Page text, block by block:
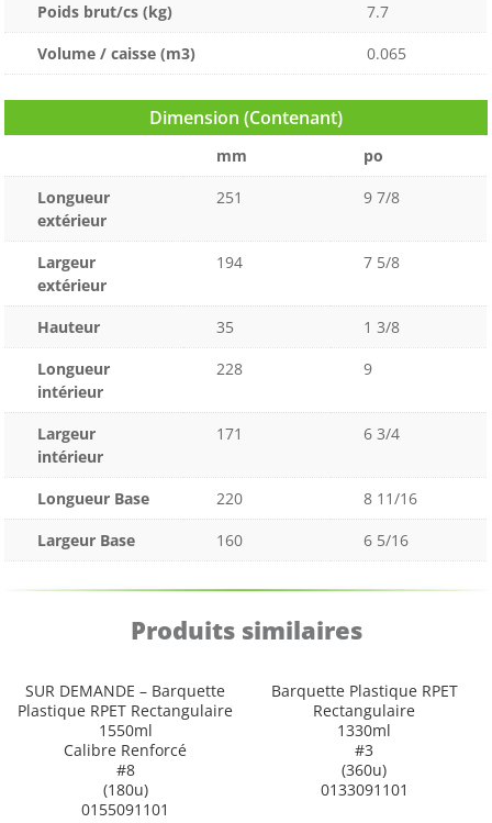
Poids brut/cs (kg)
7.7
Volume / caisse (m3)
0.065
Dimension (Contenant)
mm
po
Longueur
extérieur
251 9 7/8
Largeur
extérieur
194 7 5/8
Hauteur 35
1 3/8
Longueur
intérieur
228 9
Largeur
intérieur
171 6 3/4
Longueur Base 220
8 11/16
Largeur Base
160 6 5/16
Produits similaires
SUR DEMANDE – Barquette
Plastique RPET Rectangulaire
1550ml
Calibre Renforcé
#8
(180u)
0155091101
Barquette Plastique RPET
Rectangulaire
1330ml
#3
(360u)
0133091101